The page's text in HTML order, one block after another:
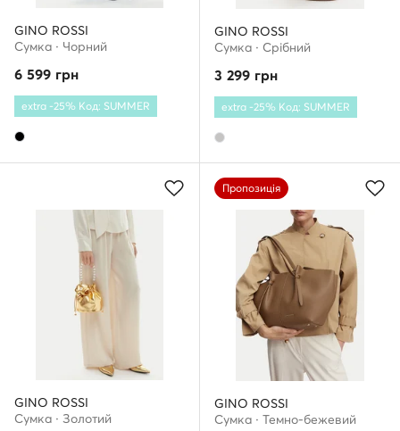
GINO ROSSI
Сумка · Чорний
6 599 грн
extra -25% Код: SUMMER
GINO ROSSI
Сумка · Срібний
3 299 грн
extra -25% Код: SUMMER
GINO ROSSI
Сумка · Золотий
Пропозиція
GINO ROSSI
Сумка · Темно-бежевий